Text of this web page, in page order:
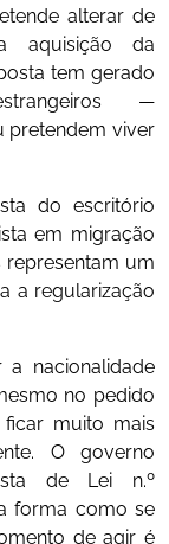
alterar de
aquisição da
tem gerado
—
pretendem viver
do escritório
em migração
representam um
a regularização
nacionalidade
no pedido
muito mais
O governo
de Lei n.º
forma como se
de agir é